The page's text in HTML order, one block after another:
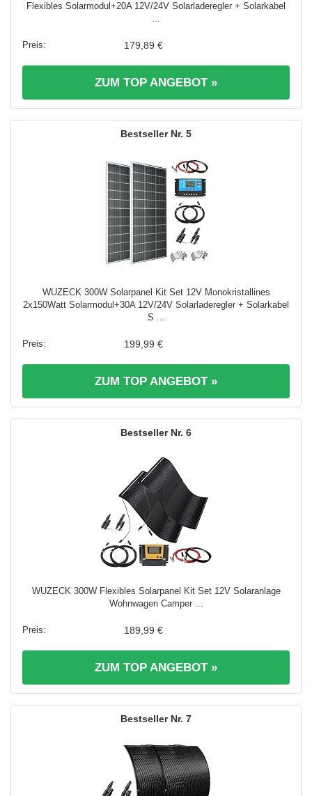
Flexibles Solarmodul+20A 12V/24V Solarladeregler + Solarkabel
...
179,89 €
ZUM TOP ANGEBOT »
5
WUZECK 300W Solarpanel Kit Set 12V Monokristallines
2x150Watt Solarmodul+30A 12V/24V Solarladeregler + Solarkabel
S ...
199,99 €
ZUM TOP ANGEBOT »
6
WUZECK 300W Flexibles Solarpanel Kit Set 12V Solaranlage
Wohnwagen Camper ...
189,99 €
ZUM TOP ANGEBOT »
7